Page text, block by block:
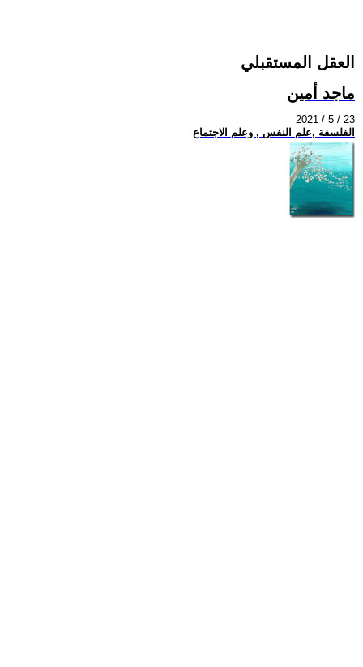
العقل المستقبلي
ماجد أمين
2021 / 5 / 23
الفلسفة ,علم النفس , وعلم الاجتماع